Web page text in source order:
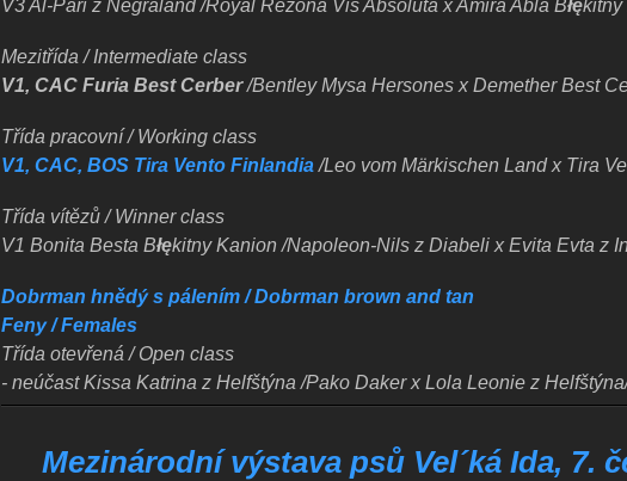
V3 Al-Pari z Negraland /Royal Rezona Vis Absoluta x Amira Abla Błękitny
Mezitřída / Intermediate class
V1, CAC Furia Best Cerber/Bentley Mysa Hersones x Demether Best
Třída pracovní / Working class
V1, CAC, BOS Tira Vento Finlandia/Leo vom Märkischen Land x Tira
Třída vítězů / Winner class
V1 Bonita Besta Błękitny Kanion /Napoleon-Nils z Diabeli x Evita Evta z
Dobrman hnědý s pálením / Dobrman brown and tan
Feny / Females
Třída otevřená / Open class
- neúčast Kissa Katrina z Helfštýna /Pako Daker x Lola Leonie z
Mezinárodní výstava psů Vel´ká Ida, 7.